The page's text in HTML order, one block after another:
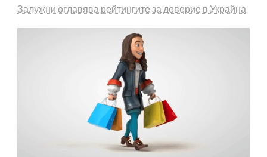
Залужни оглавява рейтингите за доверие в Украйна